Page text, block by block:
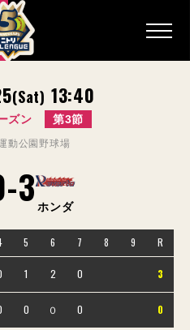
(Sat) 13:40
ズン 第3節
動公園野球場
-3ホンダ
5 6 7 8 9 R
1 2 0 3
0 ０ 0 0